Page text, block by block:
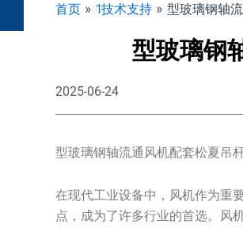
首页 » 1技术支持 » 型玻璃钢轴
型玻璃钢
2025-06-24
型玻璃钢轴流通风机配套松夏吊
在现代工业设备中，风机作为重
点，成为了许多行业的首选。风